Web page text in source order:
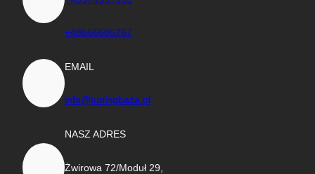
+48666606267
EMAIL
info@tuningbaza.pl
NASZ ADRES
Żwirowa 72/Moduł 29,